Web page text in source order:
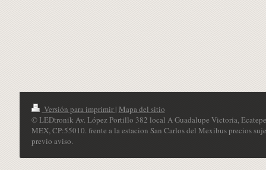
Versión para imprimir | Mapa del sitio
© LEDtronik Av. López Portillo 382 local A Guadalupe Victoria,
MEX, CP:55010. frente a la estacion San Carlos del Mexibus precios
previo aviso.